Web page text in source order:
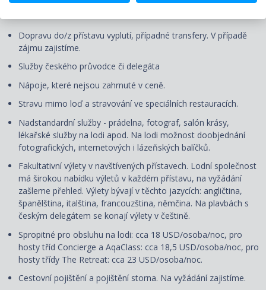
CENA NEZAHRNUJE
Dopravu do/z přístavu vyplutí, případné transfery. V případě
zájmu zajistíme.
Služby českého průvodce či delegáta
Nápoje, které nejsou zahrnuté v ceně.
Stravu mimo loď a stravování ve speciálních restauracích.
Nadstandardní služby - prádelna, fotograf, salón krásy,
lékařské služby na lodi apod. Na lodi možnost doobjednání
fotografických, internetových i lázeňských balíčků.
Fakultativní výlety v navštívených přístavech. Lodní společnost
má širokou nabídku výletů v každém přístavu, na vyžádání
zašleme přehled. Výlety bývají v těchto jazycích: angličtina,
španělština, italština, francouzština, němčina. Na plavbách s
českým delegátem se konají výlety v češtině.
Spropitné pro obsluhu na lodi: cca 18 USD/osoba/noc, pro
hosty tříd Concierge a AqaClass: cca 18,5 USD/osoba/noc, pro
hosty třídy The Retreat: cca 23 USD/osoba/noc.
Cestovní pojištění a pojištění storna. Na vyžádání zajistíme.